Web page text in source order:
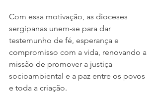
Com essa motivação, as dioceses
sergipanas unem-se para dar
testemunho de fé, esperança e
compromisso com a vida, renovando a
missão de promover a justiça
socioambiental e a paz entre os povos
e toda a criação.